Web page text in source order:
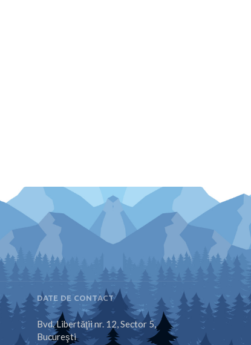
DATE DE CONTACT
Bvd. Libertăţii nr. 12, Sector 5,
Bucureşti